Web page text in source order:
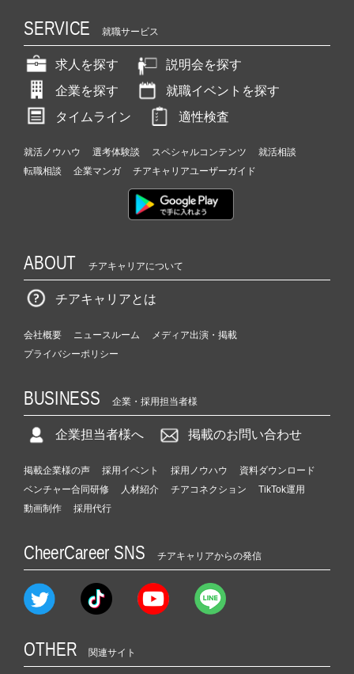
SERVICE 就職サービス
求人を探す
説明会を探す
企業を探す
就職イベントを探す
タイムライン
適性検査
就活ノウハウ 選考体験談 スペシャルコンテンツ
就活相談
転職相談
企業マンガ チアキャリアユーザーガイド
ABOUT チアキャリアについて
チアキャリアとは
会社概要 ニュースルーム
メディア出演・掲載
プライバシーポリシー
BUSINESS 企業・採用担当者様
企業担当者様へ 掲載のお問い合わせ
掲載企業様の声 採用イベント 採用ノウハウ
資料ダウンロード
ベンチャー合同研修
人材紹介 チアコネクション
TikTok運用
動画制作
採用代行
CheerCareer SNS チアキャリアからの発信
OTHER 関連サイト